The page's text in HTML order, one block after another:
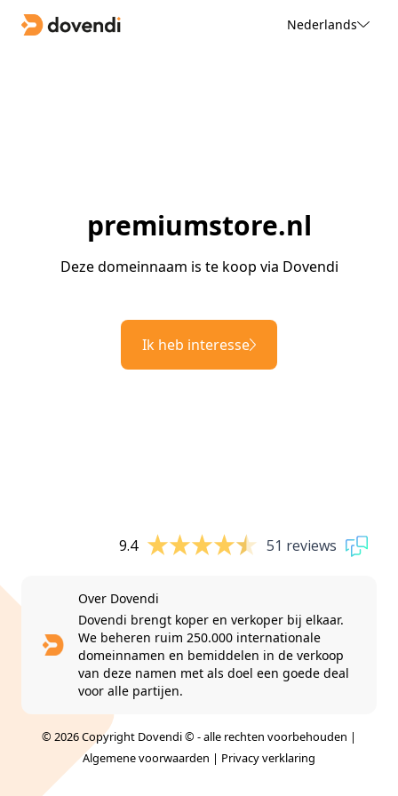
Nederlands
premiumstore.nl
Deze domeinnaam is te koop via Dovendi
Ik heb interesse
9.4 51 reviews
Over Dovendi
Dovendi brengt koper en verkoper bij elkaar.
We beheren ruim 250.000 internationale
domeinnamen en bemiddelen in de verkoop
van deze namen met als doel een goede deal
voor alle partijen.
© 2026 Copyright Dovendi © - alle rechten voorbehouden |
Algemene voorwaarden | Privacy verklaring